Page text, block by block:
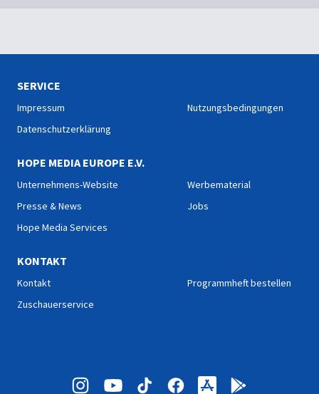
SERVICE
Impressum
Datenschutzerklärung
Nutzungsbedingungen
HOPE MEDIA EUROPE E.V.
Unternehmens-Website
Presse & News
Hope Media Services
Werbematerial
Jobs
KONTAKT
Kontakt
Zuschauerservice
Programmheft bestellen